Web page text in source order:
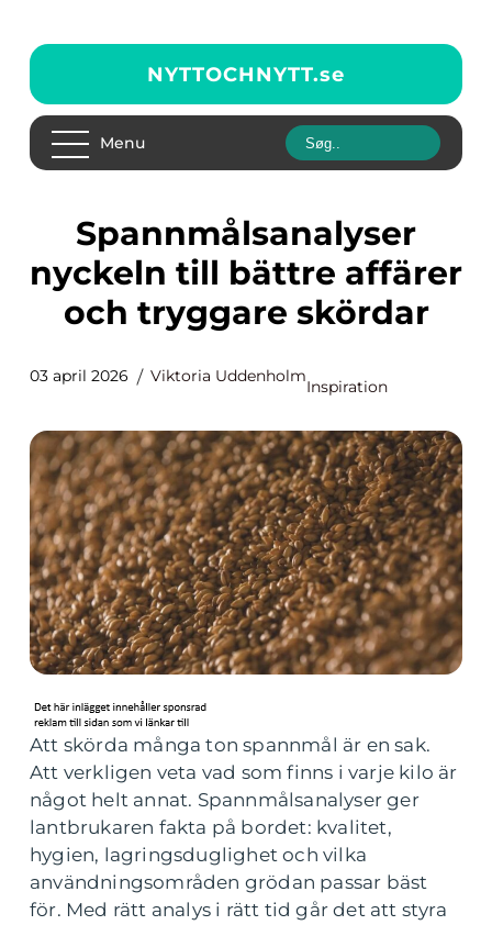
NYTTOCHNYTT.se
Menu
Spannmålsanalyser
nyckeln till bättre affärer
och tryggare skördar
03 april 2026 Viktoria Uddenholm
Inspiration
Att skörda många ton spannmål är en sak.
Att verkligen veta vad som finns i varje kilo är
något helt annat. Spannmålsanalyser ger
lantbrukaren fakta på bordet: kvalitet,
hygien, lagringsduglighet och vilka
användningsområden grödan passar bäst
för. Med rätt analys i rätt tid går det att styra